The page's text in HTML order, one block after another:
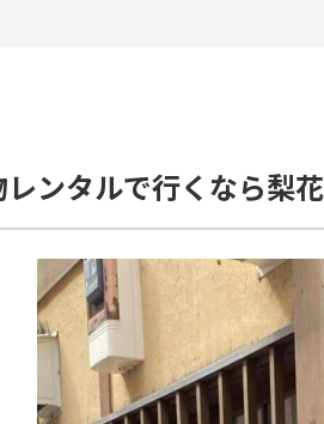
ンタルで行くなら梨